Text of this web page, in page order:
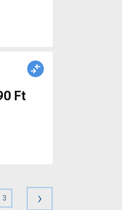
Ft
3 ›